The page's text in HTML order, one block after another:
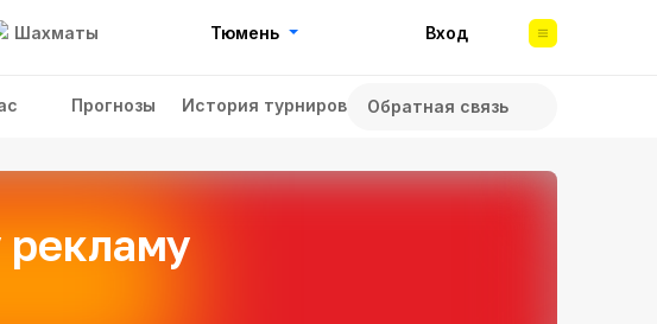
Шахматы Тюмень Вход
Прогнозы История турниров Обратная связь
рекламу